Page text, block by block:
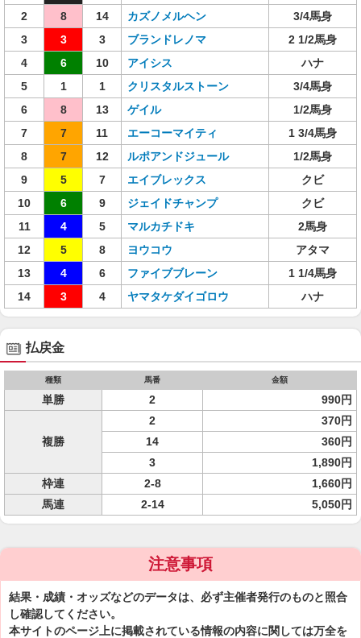
2
8 14 カズノメルヘン
3/4馬身
3
3 3 ブランドレノマ
2 1/2馬身
4
6 10 アイシス
ハナ
5
1 1 クリスタルストーン
3/4馬身
6
8 13 ゲイル
1/2馬身
7
7 11 エーコーマイティ
1 3/4馬身
8
7 12 ルポアンドジュール
1/2馬身
9
5 7 エイブレックス
クビ
10
6 9 ジェイドチャンプ
クビ
11
4 5 マルカチドキ
2馬身
12
5 8 ヨウコウ
アタマ
13
4 6 ファイブブレーン
1 1/4馬身
14
3 4 ヤマタケダイゴロウ ハナ
払戻金
種類 馬番 金額
単勝 2 990円
複勝
2
370円
14
360円
3
1,890円
枠連
2-8
1,660円
馬連
2-14 5,050円
注意事項
結果・成績・オッズなどのデータは、必ず主催者発行のものと照合
し確認してください。
本サイトのページ上に掲載されている情報の内容に関しては万全を